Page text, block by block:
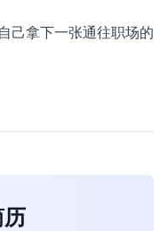
己拿下一张通往职场的